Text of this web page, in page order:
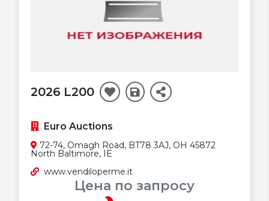
2026 L200
Euro Auctions
72-74, Omagh Road, BT78 3AJ, OH 45872
North Baltimore, IE
www.vendiloperme.it
Цена по запросу